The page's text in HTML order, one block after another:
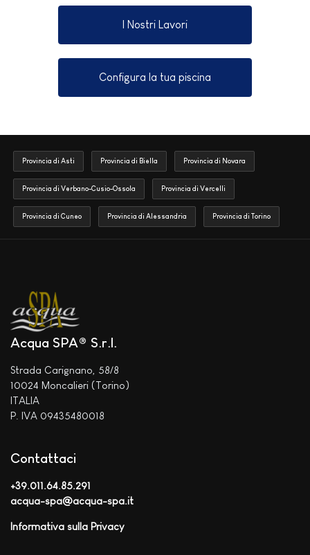
I Nostri Lavori
Configura la tua piscina
Provincia di Asti Provincia di Biella Provincia di Novara
Provincia di Verbano-Cusio-Ossola Provincia di Vercelli
Provincia di Cuneo Provincia di Alessandria Provincia di Torino
Acqua SPA® S.r.l.
Strada Carignano, 58/8
10024 Moncalieri (Torino)
ITALIA
P. IVA 09435480018
Contattaci
+39.011.64.85.291
acqua-spa@acqua-spa.it
Informativa sulla Privacy